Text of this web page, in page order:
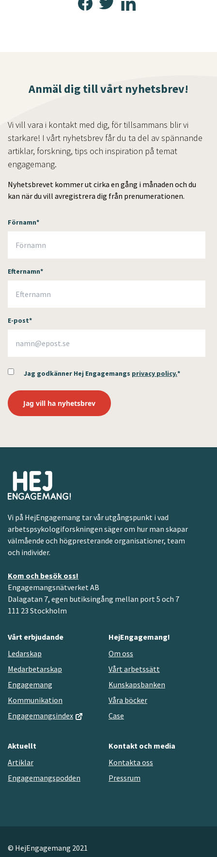
Anmäl dig till vårt nyhetsbrev!
Vi vill vara i kontakt med dig, för tillsammans blir vi
starkare! I vårt nyhetsbrev får du ta del av spännande
artiklar, forskning, tips och inspiration på temat
engagemang.
Nyhetsbrevet kommer ut cirka en gång i månaden och du
kan när du vill avregistrera dig från prenumerationen.
Förnamn*
Efternamn*
E-post*
Jag godkänner Hej Engagemangs privacy policy.*
Vi på HejEngagemang tar vår utgångspunkt i vad
arbetspsykologiforskningen säger om hur man skapar
välmående och högpresterande organisationer, team
och individer.
Kom och besök oss!
Engagemangsnätverket AB
Dalagatan 7, egen butiksingång mellan port 5 och 7
111 23 Stockholm
Vårt erbjudande
Ledarskap
Medarbetarskap
Engagemang
Kommunikation
Engagemangsindex
HejEngagemang!
Om oss
Vårt arbetssätt
Kunskapsbanken
Våra böcker
Case
Aktuellt
Artiklar
Engagemangspodden
Kontakt och media
Kontakta oss
Pressrum
© HejEngagemang 2021